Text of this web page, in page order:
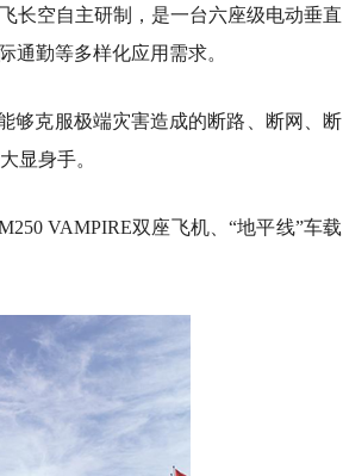
长空自主研制，是一台六座级电动垂直
通勤等多样化应用需求。
够克服极端灾害造成的断路、断网、断
显身手。
VAMPIRE双座飞机、“地平线”车载